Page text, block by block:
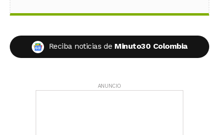
Reciba noticias de Minuto30 Colombia
ANUNCIO